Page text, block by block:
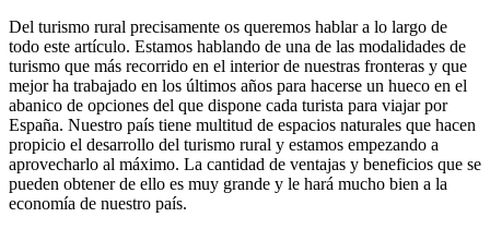
Del turismo rural precisamente os queremos hablar a lo largo de
todo este artículo. Estamos hablando de una de las modalidades de
turismo que más recorrido en el interior de nuestras fronteras y que
mejor ha trabajado en los últimos años para hacerse un hueco en el
abanico de opciones del que dispone cada turista para viajar por
España. Nuestro país tiene multitud de espacios naturales que hacen
propicio el desarrollo del turismo rural y estamos empezando a
aprovecharlo al máximo. La cantidad de ventajas y beneficios que se
pueden obtener de ello es muy grande y le hará mucho bien a la
economía de nuestro país.